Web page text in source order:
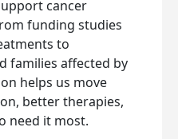
cancer
funding studies
to
families affected by
helps us move
better therapies,
need it most.